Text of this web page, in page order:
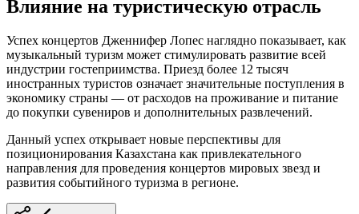
Влияние на туристическую отрасль
Успех концертов Дженнифер Лопес наглядно показывает, как
музыкальный туризм может стимулировать развитие всей
индустрии гостеприимства. Приезд более 12 тысяч
иностранных туристов означает значительные поступления в
экономику страны — от расходов на проживание и питание
до покупки сувениров и дополнительных развлечений.
Данный успех открывает новые перспективы для
позиционирования Казахстана как привлекательного
направления для проведения концертов мировых звезд и
развития событийного туризма в регионе.